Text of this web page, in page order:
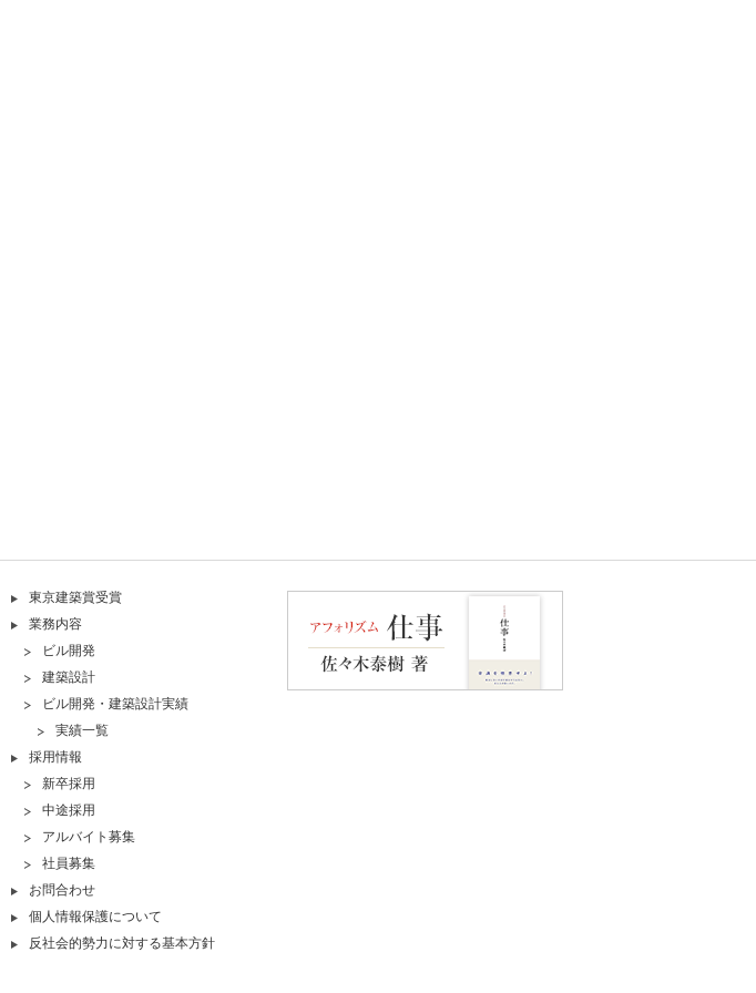
東京建築賞受賞
業務内容
ビル開発
建築設計
ビル開発・建築設計実績
実績一覧
採用情報
新卒採用
中途採用
アルバイト募集
社員募集
お問合わせ
個人情報保護について
反社会的勢力に対する基本方針